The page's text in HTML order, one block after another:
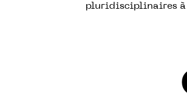
pluridisciplinaires à